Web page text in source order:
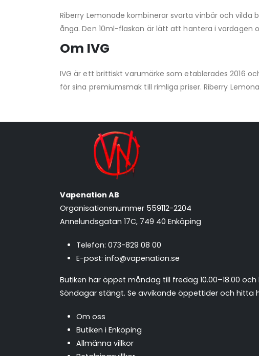
Riberry Lemonade kombinerar svarta vinbär och
ånga. Den 10ml-flaskan är lätt att hantera i vardagen
Om IVG
IVG är ett brittiskt varumärke som etablerades 2016
för sina premiumsmak till rimliga priser. Riberry
Vapenation AB
Organisationsnummer 559112-2204
Annelundsgatan 17C, 749 40 Enköping
Telefon: 073-829 08 00
E-post: info@vapenation.se
Butiken har öppet måndag till fredag 10.00–18.00 och
Söndagar stängt. Se avvikande öppettider och hitta
Om oss
Butiken i Enköping
Allmänna villkor